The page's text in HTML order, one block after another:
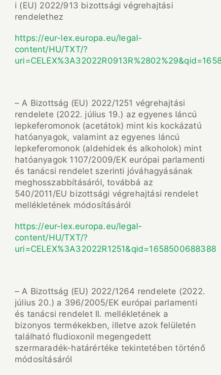
i (EU) 2022/913 bizottsági végrehajtási
rendelethez
https://eur-lex.europa.eu/legal-
content/HU/TXT/?
– A Bizottság (EU) 2022/1251 végrehajtási
rendelete (2022. július 19.) az egyenes láncú
lepkeferomonok (acetátok) mint kis kockázatú
hatóanyagok, valamint az egyenes láncú
lepkeferomonok (aldehidek és alkoholok) mint
hatóanyagok 1107/2009/EK európai parlamenti
és tanácsi rendelet szerinti jóváhagyásának
meghosszabbításáról, továbbá az
540/2011/EU bizottsági végrehajtási rendelet
mellékletének módosításáról
https://eur-lex.europa.eu/legal-
content/HU/TXT/?
uri=CELEX%3A32022R1251&qid=1658500688388
– A Bizottság (EU) 2022/1264 rendelete (2022.
július 20.) a 396/2005/EK európai parlamenti
és tanácsi rendelet II. mellékletének a
bizonyos termékekben, illetve azok felületén
található fludioxonil megengedett
szermaradék-határértéke tekintetében történő
módosításáról